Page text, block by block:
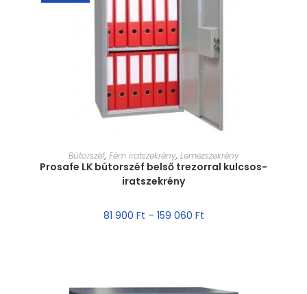
MÉRET VÁLASZTÁSA
Bútorszéf, Fém iratszekrény, Lemezszekrény
Prosafe LK bútorszéf belső trezorral kulcsos-
iratszekrény
81 900 Ft – 159 060 Ft